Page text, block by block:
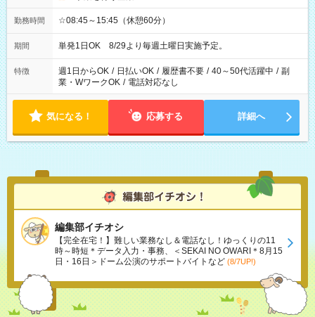
勤務時間 ☆08:45～15:45（休憩60分）
期間 単発1日OK 8/29より毎週土曜日実施予定。
特徴 週1日からOK / 日払いOK / 履歴書不要 / 40～50代活躍中 / 副
業・WワークOK / 電話対応なし
気になる！ 応募する 詳細へ
編集部イチオシ
【完全在宅！】難しい業務なし＆電話なし！ゆっくりの11
時～時短＊データ入力・事務、＜SEKAI NO OWARI＊8月15
日・16日＞ドーム公演のサポートバイトなど (8/7UP!)